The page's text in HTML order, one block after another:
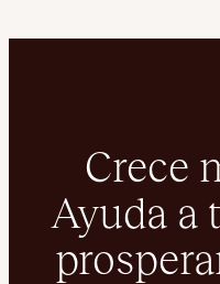
Crece
Ayuda a